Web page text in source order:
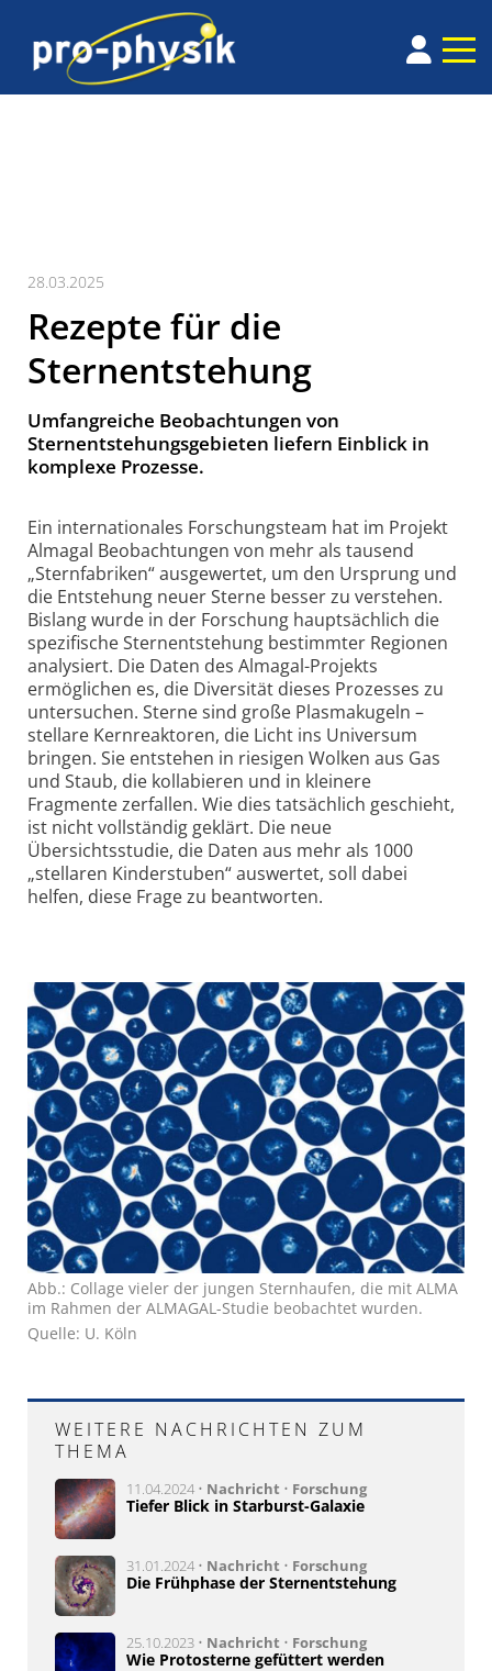
28.03.2025
Rezepte für die
Sternentstehung
Umfangreiche Beobachtungen von
Sternentstehungsgebieten liefern Einblick in
komplexe Prozesse.
Ein internationales Forschungsteam hat im Projekt
Almagal Beobachtungen von mehr als tausend
„Sternfabriken“ ausgewertet, um den Ursprung und
die Entstehung neuer Sterne besser zu verstehen.
Bislang wurde in der Forschung hauptsächlich die
spezifische Sternentstehung bestimmter Regionen
analysiert. Die Daten des Almagal-Projekts
ermöglichen es, die Diversität dieses Prozesses zu
untersuchen. Sterne sind große Plasmakugeln –
stellare Kernreaktoren, die Licht ins Universum
bringen. Sie entstehen in riesigen Wolken aus Gas
und Staub, die kollabieren und in kleinere
Fragmente zerfallen. Wie dies tatsächlich geschieht,
ist nicht vollständig geklärt. Die neue
Übersichtsstudie, die Daten aus mehr als 1000
„stellaren Kinderstuben“ auswertet, soll dabei
helfen, diese Frage zu beantworten.
Abb.: Collage vieler der jungen Sternhaufen, die mit ALMA
im Rahmen der ALMAGAL-Studie beobachtet wurden.
Quelle: U. Köln
WEITERE NACHRICHTEN ZUM
THEMA
11.04.2024 • Nachricht • Forschung
Tiefer Blick in Starburst-Galaxie
31.01.2024 • Nachricht • Forschung
Die Frühphase der Sternentstehung
25.10.2023 • Nachricht • Forschung
Wie Protosterne gefüttert werden